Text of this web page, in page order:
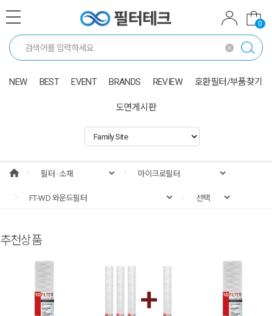
0
NEW BEST EVENT BRANDS REVIEW 호환필터/부품찾기
도면게시판
추천상품